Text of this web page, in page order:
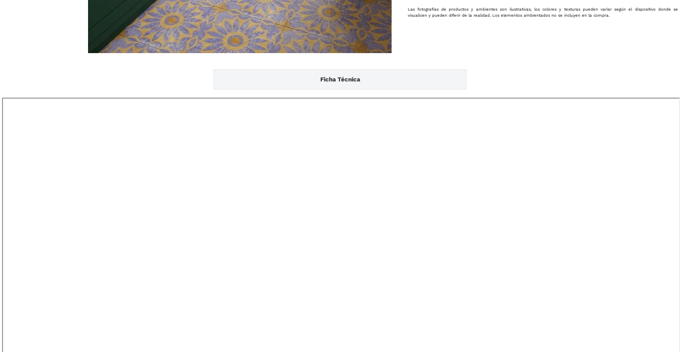
Las fotografías de productos y ambientes son ilustrativas, los colores y texturas pueden variar según el dispositivo donde se
visualicen y pueden diferir de la realidad. Los elementos ambientados no se incluyen en la compra.
Ficha Técnica